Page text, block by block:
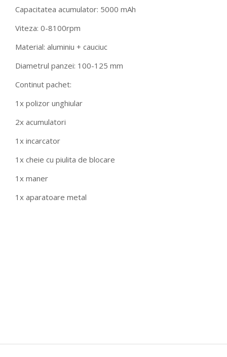
Capacitatea acumulator: 5000 mAh
Viteza: 0-8100rpm
Material: aluminiu + cauciuc
Diametrul panzei: 100-125 mm
Continut pachet:
1x polizor unghiular
2x acumulatori
1x incarcator
1x cheie cu piulita de blocare
1x maner
1x aparatoare metal